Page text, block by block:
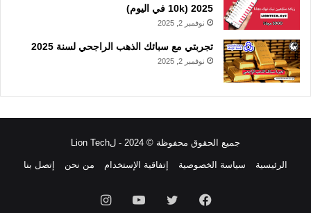
2025 (10k في اليوم)
نوفمبر 2, 2025
تجربتي مع سبائك الذهب الراجحي لسنة 2025
نوفمبر 2, 2025
جميع الحقوق محفوظة © 2024 - لLion Tech
الرئيسية سياسة الخصوصية إتفاقية الإستخدام من نحن إتصل بنا
فيسبوك تويتر يوتيوبانستقرام